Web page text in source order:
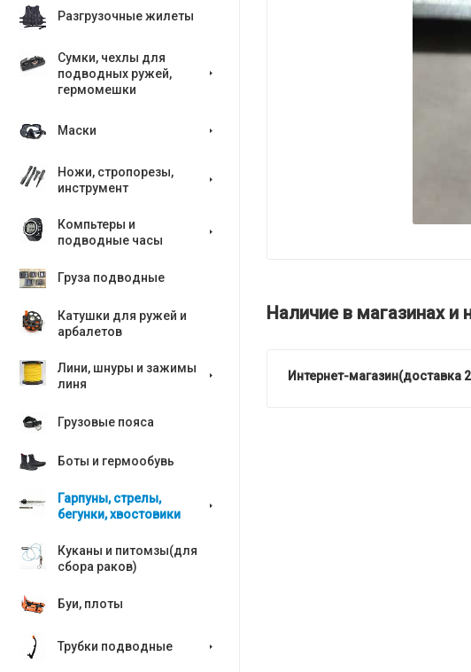
Разгрузочные жилеты
Сумки, чехлы для
подводных ружей,
гермомешки
Маски
Ножи, стропорезы,
инструмент
Компьтеры и
подводные часы
Груза подводные
Катушки для ружей и
арбалетов
Лини, шнуры и зажимы
линя
Грузовые пояса
Боты и гермообувь
Гарпуны, стрелы,
бегунки, хвостовики
Куканы и питомзы(для
сбора раков)
Буи, плоты
Трубки подводные
Наличие в магазинах и
Интернет-магазин(доставка